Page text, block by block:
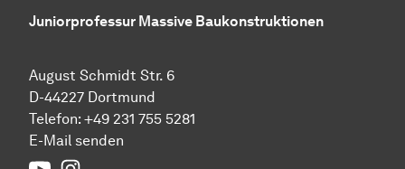
Juniorprofessur Massive Baukonstruktionen
August Schmidt Str. 6
D-44227 Dortmund
Telefon: +49 231 755 5281
E-Mail senden